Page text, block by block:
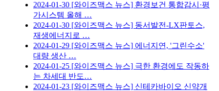
2024-01-30 [와이즈맥스 뉴스] 환경보건 통합감시·평
가시스템 올해 …
2024-01-30 [와이즈맥스 뉴스] 동서발전-LX판토스,
재생에너지로 …
2024-01-29 [와이즈맥스 뉴스] 에너지연, '그린수소'
대량 생산 …
2024-01-25 [와이즈맥스 뉴스] 극한 환경에도 작동하
는 차세대 반도…
2024-01-23 [와이즈맥스 뉴스] 신테카바이오 신약개